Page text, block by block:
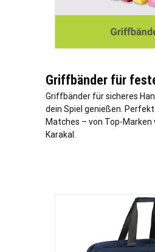
Griffbänder für
Griffbänder für sicheres
dein Spiel genießen.
Matches – von Top-Marken
Karakal.